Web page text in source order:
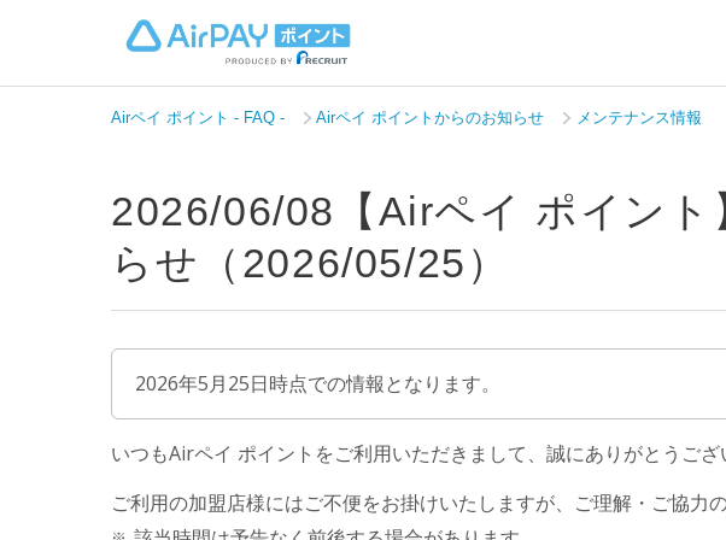
Airペイ ポイント - FAQ - Airペイ ポイントからのお知らせ メンテナンス情報
2026/06/08【Airペイ ポイン
らせ（2026/05/25）
2026年5月25日時点での情報となります。
いつもAirペイ ポイントをご利用いただきまして、誠にありがとうご
ご利用の加盟店様にはご不便をお掛けいたしますが、ご理解・ご協力